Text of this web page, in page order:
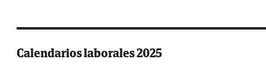
Calendarios laborales 2025